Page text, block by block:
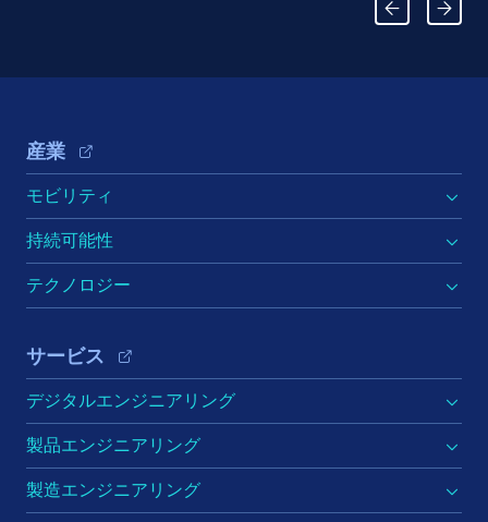
Footer Navigation
産業
モビリティ
持続可能性
テクノロジー
サービス
デジタルエンジニアリング
製品エンジニアリング
製造エンジニアリング